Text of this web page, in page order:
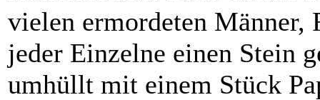
vielen ermordeten Männer,
jeder Einzelne einen Stein
umhüllt mit einem Stück